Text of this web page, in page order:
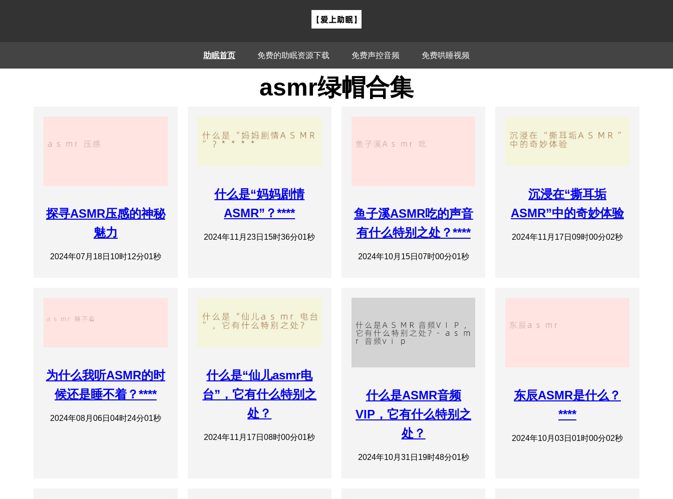
助眠首页 免费的助眠资源下载 免费声控音频 免费哄睡视频
asmr绿帽合集
探寻ASMR压感的神秘
魅力
2024年07月18日10时12分01秒
什么是“妈妈剧情
ASMR”？****
2024年11月23日15时36分01秒
鱼子溪ASMR吃的声音
有什么特别之处？****
2024年10月15日07时00分01秒
沉浸在“撕耳垢
ASMR”中的奇妙体验
2024年11月17日09时00分02秒
为什么我听ASMR的时
候还是睡不着？****
2024年08月06日04时24分01秒
什么是“仙儿asmr电
台”，它有什么特别之
处？
2024年11月17日08时00分01秒
什么是ASMR音频
VIP，它有什么特别之
处？
2024年10月31日19时48分01秒
东辰ASMR是什么？
****
2024年10月03日01时00分02秒